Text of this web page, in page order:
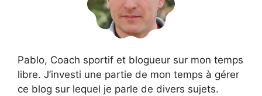
Pablo, Coach sportif et blogueur sur mon temps
libre. J’investi une partie de mon temps à gérer
ce blog sur lequel je parle de divers sujets.